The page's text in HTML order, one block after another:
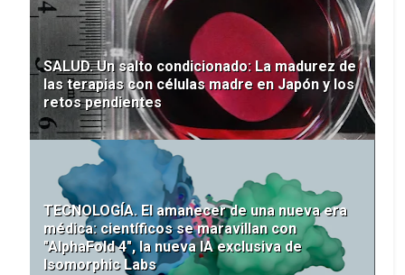
SALUD. Un salto condicionado: La madurez de
las terapias con células madre en Japón y los
retos pendientes
TECNOLOGÍA. El amanecer de una nueva era
médica: científicos se maravillan con
"AlphaFold 4", la nueva IA exclusiva de
Isomorphic Labs